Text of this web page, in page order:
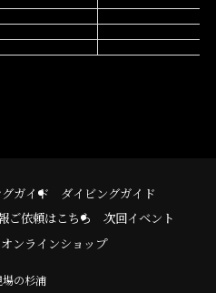
ガイド
ダイビングガイド
ご依頼はこちら
次回イベント
オンラインショップ
の杉浦